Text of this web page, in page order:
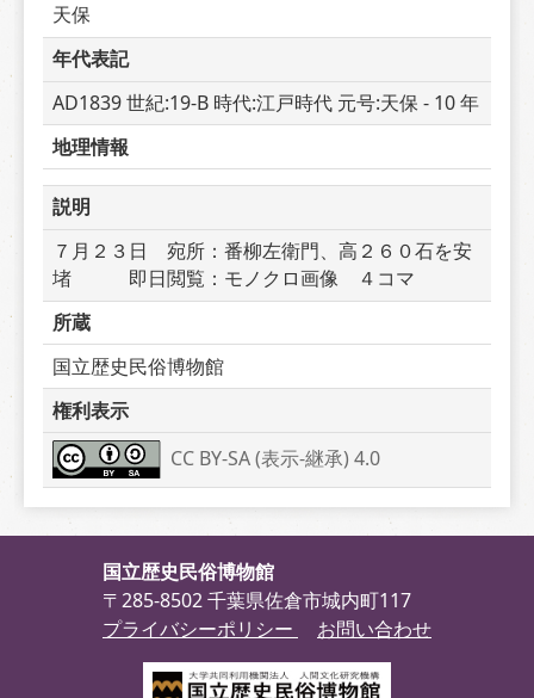
天保
年代表記
AD1839 世紀:19-B 時代:江戸時代 元号:天保 - 10 年
地理情報
説明
７月２３日　宛所：番柳左衛門、高２６０石を安
堵　　　即日閲覧：モノクロ画像　４コマ
所蔵
国立歴史民俗博物館
権利表示
CC BY-SA (表示-継承) 4.0
国立歴史民俗博物館
〒285-8502 千葉県佐倉市城内町117
プライバシーポリシー
お問い合わせ